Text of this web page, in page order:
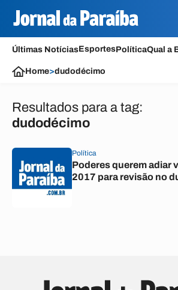
Últimas NotíciasEsportesPolíticaQual a
Home>dudodécimo
Resultados para a tag:
dudodécimo
Política
Poderes querem adiar
2017 para revisão no